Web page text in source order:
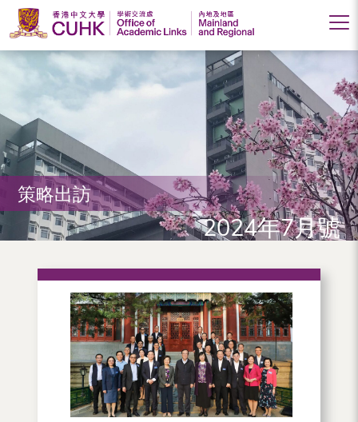
香
港
中
文
大
學
學
策略出訪
2024年7月號